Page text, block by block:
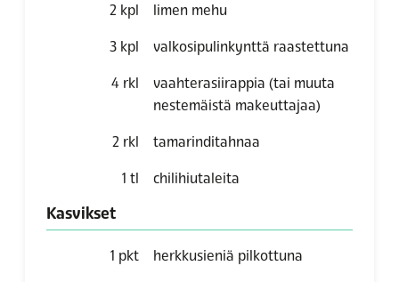
2 kpl limen mehu
3 kpl valkosipulinkynttä raastettuna
4 rkl vaahterasiirappia (tai muuta
nestemäistä makeuttajaa)
2 rkl tamarinditahnaa
1 tl chilihiutaleita
Kasvikset
1 pkt herkkusieniä pilkottuna